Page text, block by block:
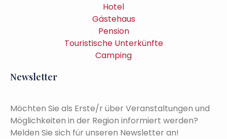
Hotel
Gästehaus
Pension
Touristische Unterkünfte
Camping
Newsletter
Möchten Sie als Erste/r über Veranstaltungen und
Möglichkeiten in der Region informiert werden?
Melden Sie sich für unseren Newsletter an!